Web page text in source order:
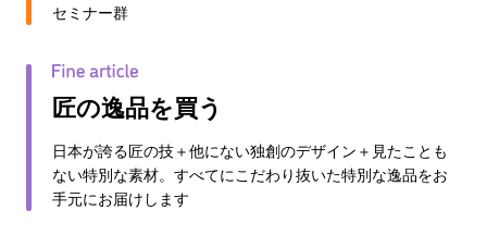
セミナー群
匠の逸品を買う
日本が誇る匠の技＋他にない独創のデザイン＋見たことも
ない特別な素材。すべてにこだわり抜いた特別な逸品をお
手元にお届けします